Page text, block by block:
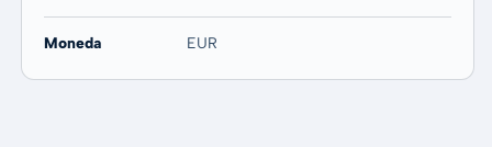
Moneda EUR